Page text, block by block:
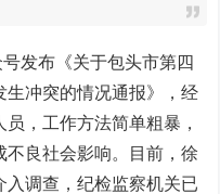
发布《关于包头市第四
生冲突的情况通报》，经
，工作方法简单粗暴，
良社会影响。目前，徐
调查，纪检监察机关已